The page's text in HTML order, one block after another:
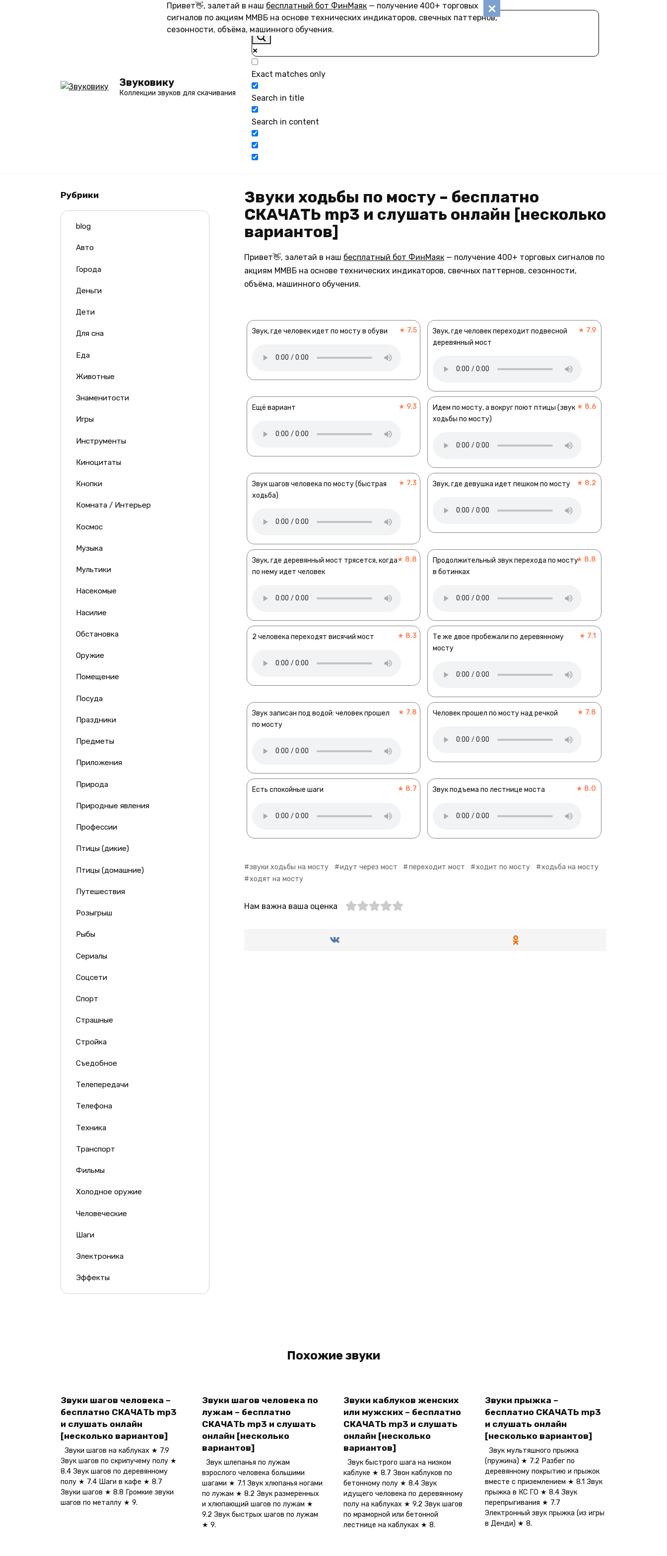
Привет👋, залетай в наш бесплатный бот ФинМаяк — получение 400+ торговых
сигналов по акциям ММВБ на основе технических индикаторов, свечных паттернов,
сезонности, объёма, машинного обучения.
Звуковику
Коллекции звуков для скачивания
Exact matches only
Search in title
Search in content
Звуки ходьбы по мосту – бесплатно
СКАЧАТЬ mp3 и слушать онлайн [несколько
вариантов]
Привет👋, залетай в наш бесплатный бот ФинМаяк — получение 400+ торговых сигналов по
акциям ММВБ на основе технических индикаторов, свечных паттернов, сезонности,
объёма, машинного обучения.
Звук, где человек идет по мосту в обуви ★ 7.5
Звук, где человек переходит подвесной
деревянный мост
★ 7.9
Ещё вариант ★ 9.3
Идем по мосту, а вокруг поют птицы (звук
ходьбы по мосту)
★ 8.6
Звук шагов человека по мосту (быстрая
ходьба)
★ 7.3 Звук, где девушка идет пешком по мосту ★ 8.2
Звук, где деревянный мост трясется, когда
по нему идет человек
★ 8.8
Продолжительный звук перехода по мосту
в ботинках
★ 8.8
2 человека переходят висячий мост ★ 8.3
Те же двое пробежали по деревянному
мосту
★ 7.1
Звук записан под водой: человек прошел
по мосту
★ 7.8 Человек прошел по мосту над речкой ★ 7.8
Есть спокойные шаги ★ 8.7 Звук подъема по лестнице моста ★ 8.0
звуки ходьбы на мосту идут через мост переходит мост ходит по мосту
ходьба на мосту
ходят на мосту
Нам важна ваша оценка
Рубрики
blog
Авто
Города
Деньги
Дети
Для сна
Еда
Животные
Знаменитости
Игры
Инструменты
Киноцитаты
Кнопки
Комната / Интерьер
Космос
Музыка
Мультики
Насекомые
Насилие
Обстановка
Оружие
Помещение
Посуда
Праздники
Предметы
Приложения
Природа
Природные явления
Профессии
Птицы (дикие)
Птицы (домашние)
Путешествия
Розыгрыш
Рыбы
Сериалы
Соцсети
Спорт
Страшные
Стройка
Съедобное
Телепередачи
Телефона
Техника
Транспорт
Фильмы
Холодное оружие
Человеческие
Шаги
Электроника
Эффекты
Похожие звуки
Звуки шагов человека –
бесплатно СКАЧАТЬ mp3
и слушать онлайн
[несколько вариантов]
Звуки шагов на каблуках ★ 7.9
Звук шагов по скрипучему полу ★
8.4 Звук шагов по деревянному
полу ★ 7.4 Шаги в кафе ★ 8.7
Звуки шагов ★ 8.8 Громкие звуки
шагов по металлу ★ 9.
Звуки шагов человека по
лужам – бесплатно
СКАЧАТЬ mp3 и слушать
онлайн [несколько
вариантов]
Звук шлепанья по лужам
взрослого человека большими
шагами ★ 7.1 Звук хлюпанья ногами
по лужам ★ 8.2 Звук размеренных
и хлюпающий шагов по лужам ★
9.2 Звук быстрых шагов по лужам
★ 9.
Звуки каблуков женских
или мужских – бесплатно
СКАЧАТЬ mp3 и слушать
онлайн [несколько
вариантов]
Звук быстрого шага на низком
каблуке ★ 8.7 Звон каблуков по
бетонному полу ★ 8.4 Звук
идущего человека по деревянному
полу на каблуках ★ 9.2 Звук шагов
по мраморной или бетонной
лестнице на каблуках ★ 8.
Звуки прыжка –
бесплатно СКАЧАТЬ mp3
и слушать онлайн
[несколько вариантов]
Звук мультяшного прыжка
(пружина) ★ 7.2 Разбег по
деревянному покрытию и прыжок
вместе с приземлением ★ 8.1 Звук
прыжка в КС ГО ★ 8.4 Звук
перепрыгивания ★ 7.7
Электронный звук прыжка (из игры
в Денди) ★ 8.